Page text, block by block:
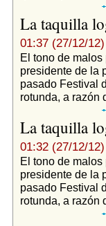
La taquilla
01:37 (27/12/12)
El tono de
presidente de la
pasado Festival
rotunda, a razón
La taquilla
01:32 (27/12/12)
El tono de
presidente de la
pasado Festival
rotunda, a razón